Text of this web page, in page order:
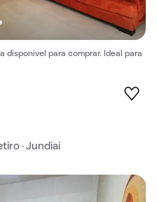
disponível para comprar. Ideal para
· Jundiaí